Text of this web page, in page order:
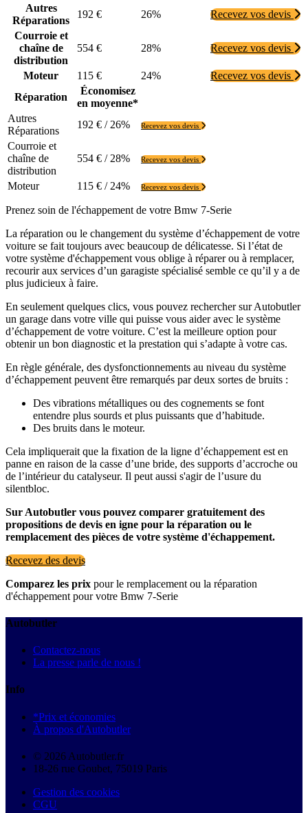
Autres
Réparations
192 € 26%
Recevez vos devis
Courroie et
chaîne de
distribution
554 € 28% Recevez vos devis
Moteur 115 € 24%
Recevez vos devis
Réparation
Économisez
en moyenne*
Autres
Réparations
192 € / 26% Recevez vos devis
Courroie et
chaîne de
distribution
554 € / 28% Recevez vos devis
Moteur 115 € / 24% Recevez vos devis
Prenez soin de l'échappement de votre Bmw 7-Serie
La réparation ou le changement du système d’échappement de votre
voiture se fait toujours avec beaucoup de délicatesse. Si l’état de
votre système d'échappement vous oblige à réparer ou à remplacer,
recourir aux services d’un garagiste spécialisé semble ce qu’il y a de
plus judicieux à faire.
En seulement quelques clics, vous pouvez rechercher sur Autobutler
un garage dans votre ville qui puisse vous aider avec le système
d’échappement de votre voiture. C’est la meilleure option pour
obtenir un bon diagnostic et la prestation qui s’adapte à votre cas.
En règle générale, des dysfonctionnements au niveau du système
d’échappement peuvent être remarqués par deux sortes de bruits :
Des vibrations métalliques ou des cognements se font
entendre plus sourds et plus puissants que d’habitude.
Des bruits dans le moteur.
Cela impliquerait que la fixation de la ligne d’échappement est en
panne en raison de la casse d’une bride, des supports d’accroche ou
de l’intérieur du catalyseur. Il peut aussi s'agir de l’usure du
silentbloc.
Sur Autobutler vous pouvez comparer gratuitement des
propositions de devis en igne pour la réparation ou le
remplacement des pièces de votre système d'échappement.
Recevez des devis
Comparez les prix pour le remplacement ou la réparation
d'échappement pour votre Bmw 7-Serie
Autobutler
Contactez-nous
La presse parle de nous !
Info
*Prix et économies
À propos d'Autobutler
© 2026 Autobutler.fr
18-26 rue Goubet, 75019 Paris
Gestion des cookies
CGU